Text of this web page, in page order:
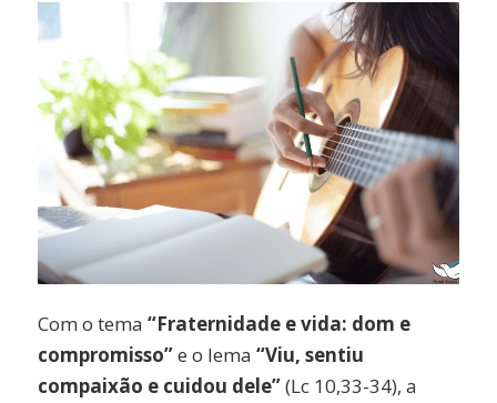
Com o tema “Fraternidade e vida: dom e
compromisso”e o lema “Viu, sentiu
compaixão e cuidou dele”(Lc 10,33-34), a